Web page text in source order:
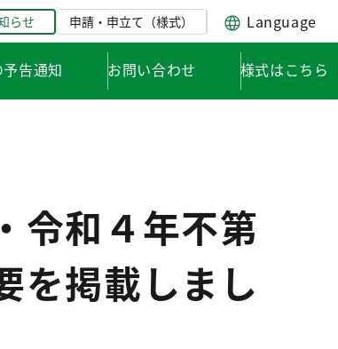
らせ 申請・申立て（様式） Language
告通知 お問い合わせ 様式はこちら
令和４年不第
を掲載しまし